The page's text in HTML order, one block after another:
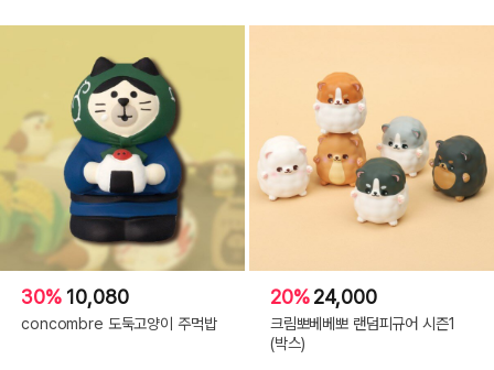
30% 10,080
concombre 도둑고양이 주먹밥
20%24,000
크림뽀베베뽀 랜덤피규어 시즌1
(박스)